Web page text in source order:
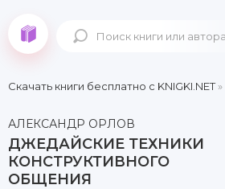
Скачать книги бесплатно c KNIGKI.NET»
АЛЕКСАНДР ОРЛОВ
ДЖЕДАЙСКИЕ ТЕХНИКИ
КОНСТРУКТИВНОГО
ОБЩЕНИЯ